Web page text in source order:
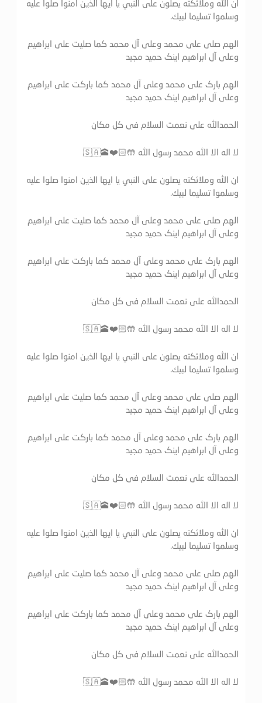
ان الله وملائكته يصلون على النبي يا ايها الذين امنوا صلوا عليه
وسلموا تسليما لبيك.
الهم صلی علی محمد وعلی آل محمد کما صلیت علی ابراهیم
وعلی آل ابراهیم اینک حمید مجید
الهم بارک علی محمد وعلی آل محمد کما بارکت علی ابراهیم
وعلی آل ابراهیم اینک حمید مجید
الحمدالله علی نعمت السلام فی کل مکان
لا اله الا الله محمد رسول الله 🤲🏻❤️🕋🇸🇦
ان الله وملائكته يصلون على النبي يا ايها الذين امنوا صلوا عليه
وسلموا تسليما لبيك.
الهم صلی علی محمد وعلی آل محمد کما صلیت علی ابراهیم
وعلی آل ابراهیم اینک حمید مجید
الهم بارک علی محمد وعلی آل محمد کما بارکت علی ابراهیم
وعلی آل ابراهیم اینک حمید مجید
الحمدالله علی نعمت السلام فی کل مکان
لا اله الا الله محمد رسول الله 🤲🏻❤️🕋🇸🇦
ان الله وملائكته يصلون على النبي يا ايها الذين امنوا صلوا عليه
وسلموا تسليما لبيك.
الهم صلی علی محمد وعلی آل محمد کما صلیت علی ابراهیم
وعلی آل ابراهیم اینک حمید مجید
الهم بارک علی محمد وعلی آل محمد کما بارکت علی ابراهیم
وعلی آل ابراهیم اینک حمید مجید
الحمدالله علی نعمت السلام فی کل مکان
لا اله الا الله محمد رسول الله 🤲🏻❤️🕋🇸🇦
ان الله وملائكته يصلون على النبي يا ايها الذين امنوا صلوا عليه
وسلموا تسليما لبيك.
الهم صلی علی محمد وعلی آل محمد کما صلیت علی ابراهیم
وعلی آل ابراهیم اینک حمید مجید
الهم بارک علی محمد وعلی آل محمد کما بارکت علی ابراهیم
وعلی آل ابراهیم اینک حمید مجید
الحمدالله علی نعمت السلام فی کل مکان
لا اله الا الله محمد رسول الله 🤲🏻❤️🕋🇸🇦